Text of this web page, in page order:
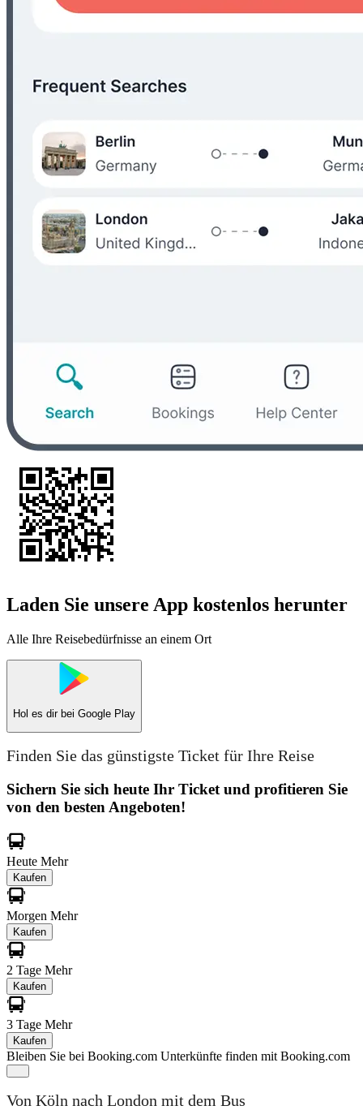
Laden Sie unsere App kostenlos herunter
Alle Ihre Reisebedürfnisse an einem Ort
Hol es dir bei Google Play
Finden Sie das günstigste Ticket für Ihre Reise
Sichern Sie sich heute Ihr Ticket und profitieren Sie
von den besten Angeboten!
Heute Mehr
Kaufen
Morgen Mehr
Kaufen
2 Tage Mehr
Kaufen
3 Tage Mehr
Kaufen
Bleiben Sie bei Booking.com Unterkünfte finden mit Booking.com
Von Köln nach London mit dem Bus